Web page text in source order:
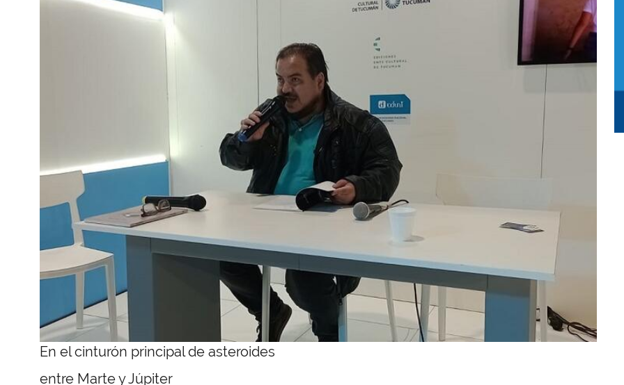
En el cinturón principal de asteroides
entre Marte y Júpiter